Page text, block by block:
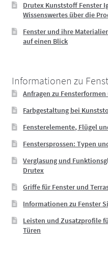
Drutex Kunststoff Fenster
Wissenswertes über die
Fenster und ihre
auf einen Blick
Informationen zu
Anfragen zu
Farbgestaltung bei
Fensterelemente, Flügel
Fenstersprossen: Typen
Verglasung und
Drutex
Griffe für Fenster und
Informationen zu Fenster
Leisten und Zusatzprofile
Türen